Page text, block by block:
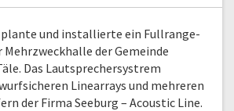
und installierte ein Fullrange-
Mehrzweckhalle der Gemeinde
Das Lautsprechersystrem
Linearrays und mehreren
der Firma Seeburg – Acoustic Line.